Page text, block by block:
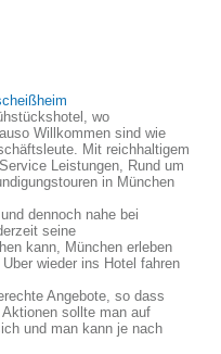
wo
Willkommen sind wie
Mit reichhaltigem
Leistungen, Rund um
in München
dennoch nahe bei
seine
kann, München erleben
wieder ins Hotel fahren
Angebote, so dass
sollte man auf
und man kann je nach